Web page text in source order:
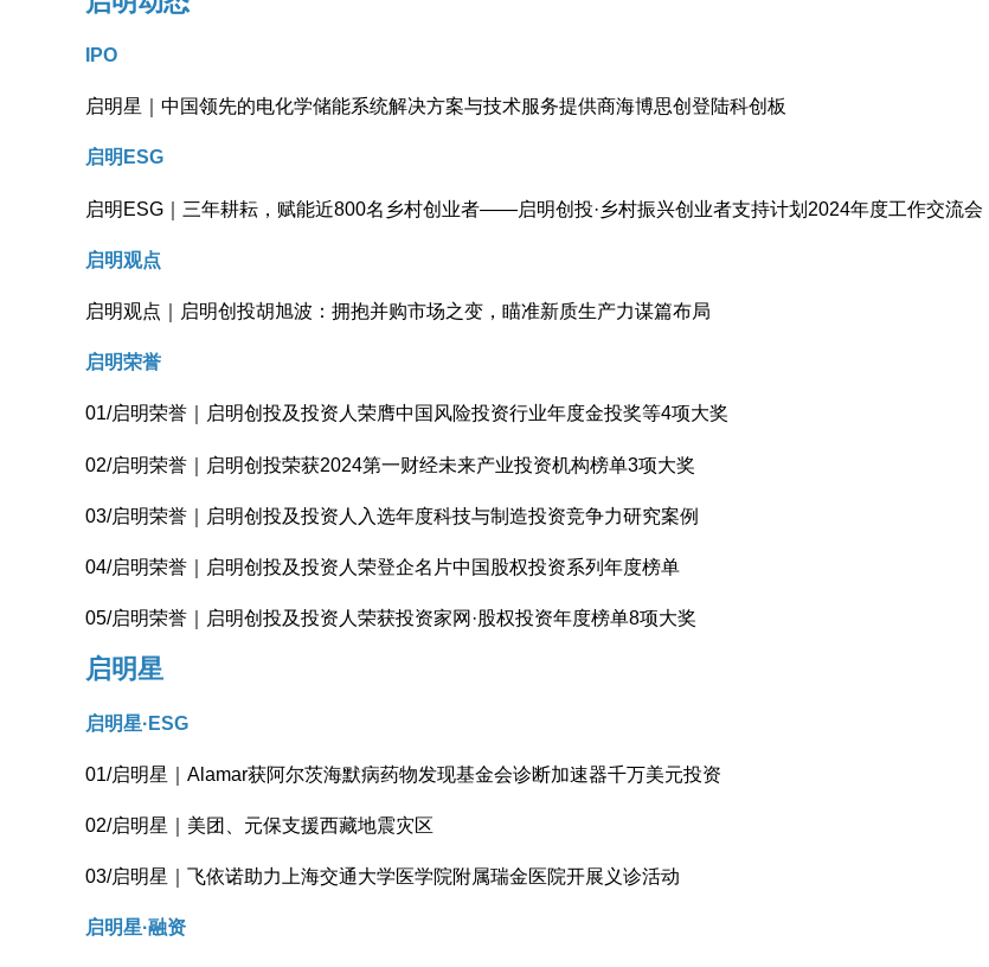
IPO
启明星｜中国领先的电化学储能系统解决方案与技术服务提供商海博思创登陆科创板
启明ESG
启明ESG｜三年耕耘，赋能近800名乡村创业者——启明创投·乡村振兴创业者支持计划2024年度工作交流会
启明观点
启明观点｜启明创投胡旭波：拥抱并购市场之变，瞄准新质生产力谋篇布局
启明荣誉
01/启明荣誉｜启明创投及投资人荣膺中国风险投资行业年度金投奖等4项大奖
02/启明荣誉｜启明创投荣获2024第一财经未来产业投资机构榜单3项大奖
03/启明荣誉｜启明创投及投资人入选年度科技与制造投资竞争力研究案例
04/启明荣誉｜启明创投及投资人荣登企名片中国股权投资系列年度榜单
05/启明荣誉｜启明创投及投资人荣获投资家网·股权投资年度榜单8项大奖
启明星
启明星·ESG
01/启明星｜Alamar获阿尔茨海默病药物发现基金会诊断加速器千万美元投资
02/启明星｜美团、元保支援西藏地震灾区
03/启明星｜飞依诺助力上海交通大学医学院附属瑞金医院开展义诊活动
启明星·融资